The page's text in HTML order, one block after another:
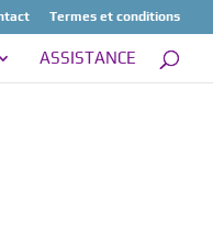
Termes et conditions
ASSISTANCE